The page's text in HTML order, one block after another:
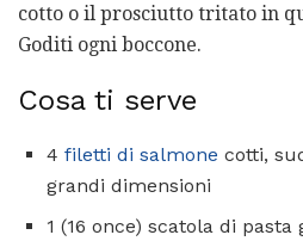
cotto o il prosciutto tritato in
Goditi ogni boccone.
Cosa ti serve
4 filetti di salmone cotti,
grandi dimensioni
1 (16 once) scatola di pasta